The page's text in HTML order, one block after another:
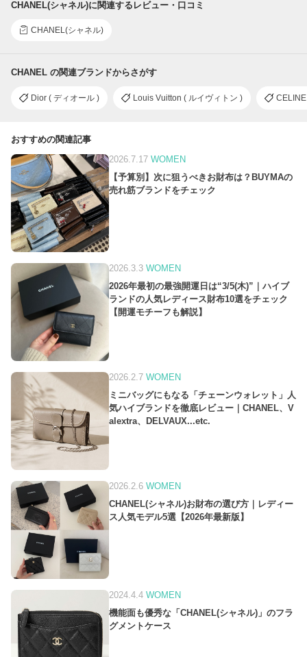
CHANEL(シャネル)に関連するレビュー・口コミ
CHANEL(シャネル)
CHANEL の関連ブランドからさがす
Dior ( ディオール ) Louis Vuitton ( ルイヴィトン )
おすすめの関連記事
2026.7.17 WOMEN
【予算別】次に狙うべきお財布は？BUYMAの
売れ筋ブランドをチェック
2026.3.3 WOMEN
2026年最初の最強開運日は“3/5(木)”｜ハイブ
ランドの人気レディース財布10選をチェック
【開運モチーフも解説】
2026.2.7 WOMEN
ミニバッグにもなる「チェーンウォレット」人
気ハイブランドを徹底レビュー｜CHANEL、V
alextra、DELVAUX...etc.
2026.2.6 WOMEN
CHANEL(シャネル)お財布の選び方｜レディー
ス人気モデル5選【2026年最新版】
2024.4.4 WOMEN
機能面も優秀な「CHANEL(シャネル)」のフラ
グメントケース